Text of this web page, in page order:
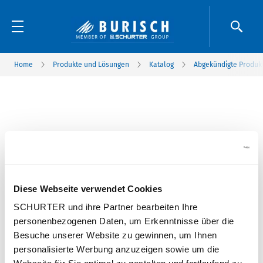
Diese Webseite verwendet Cookies
SCHURTER und ihre Partner bearbeiten Ihre
personenbezogenen Daten, um Erkenntnisse über die
Besuche unserer Website zu gewinnen, um Ihnen
personalisierte Werbung anzuzeigen sowie um die
Home Produkte und Lösungen Katalog Abgekündigte